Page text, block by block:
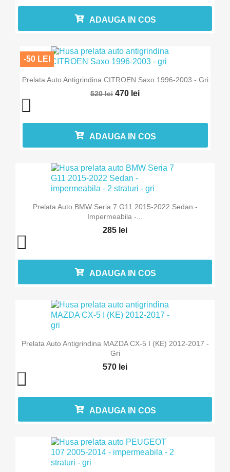
ADAUGA IN COS
Prelata Auto Antigrindina CITROEN Saxo 1996-2003 - Gri
520 lei 470 lei
-50 LEI
ADAUGA IN COS
Prelata Auto BMW Seria 7 G11 2015-2022 Sedan -
Impermeabila -...
285 lei
ADAUGA IN COS
Prelata Auto Antigrindina MAZDA CX-5 I (KE) 2012-2017 -
Gri
570 lei
ADAUGA IN COS